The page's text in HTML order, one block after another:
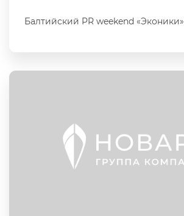
Балтийский PR weekend «Эконики»